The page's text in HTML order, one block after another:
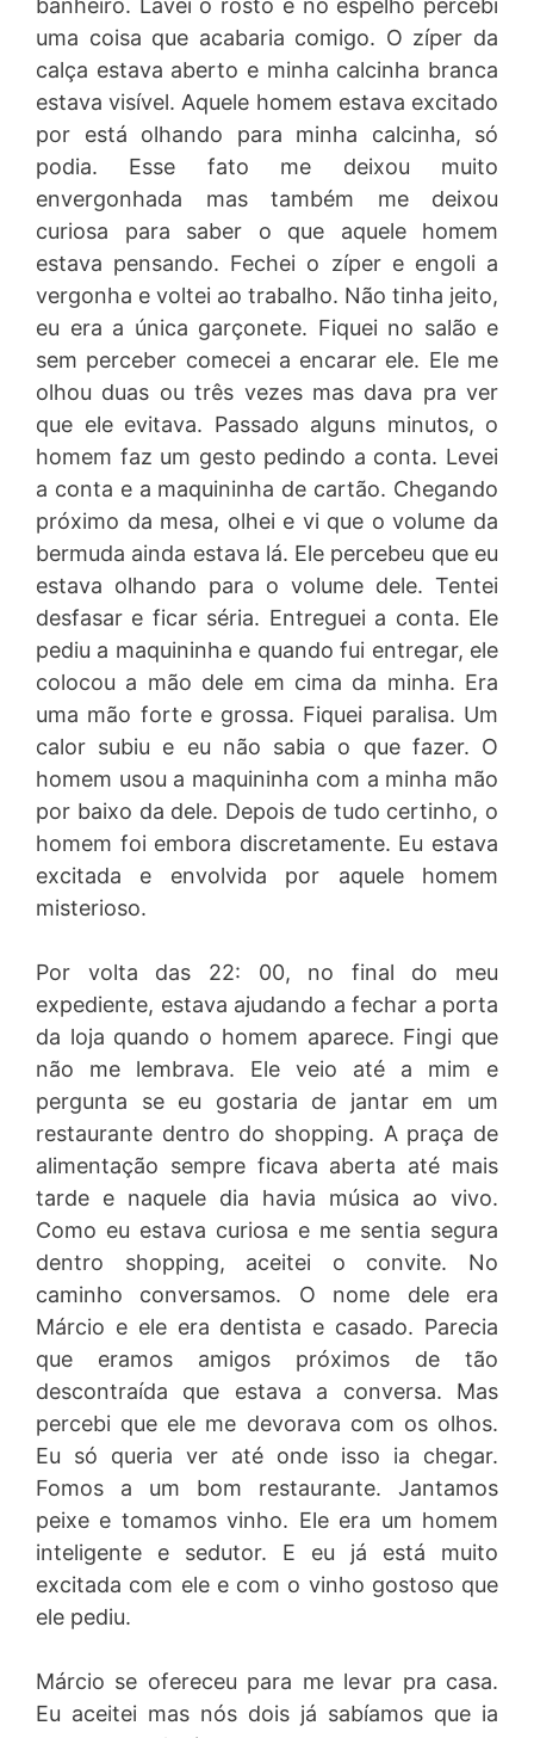
banheiro. Lavei o rosto e no espelho percebi
uma coisa que acabaria comigo. O zíper da
calça estava aberto e minha calcinha branca
estava visível. Aquele homem estava excitado
por está olhando para minha calcinha, só
podia. Esse fato me deixou muito
envergonhada mas também me deixou
curiosa para saber o que aquele homem
estava pensando. Fechei o zíper e engoli a
vergonha e voltei ao trabalho. Não tinha jeito,
eu era a única garçonete. Fiquei no salão e
sem perceber comecei a encarar ele. Ele me
olhou duas ou três vezes mas dava pra ver
que ele evitava. Passado alguns minutos, o
homem faz um gesto pedindo a conta. Levei
a conta e a maquininha de cartão. Chegando
próximo da mesa, olhei e vi que o volume da
bermuda ainda estava lá. Ele percebeu que eu
estava olhando para o volume dele. Tentei
desfasar e ficar séria. Entreguei a conta. Ele
pediu a maquininha e quando fui entregar, ele
colocou a mão dele em cima da minha. Era
uma mão forte e grossa. Fiquei paralisa. Um
calor subiu e eu não sabia o que fazer. O
homem usou a maquininha com a minha mão
por baixo da dele. Depois de tudo certinho, o
homem foi embora discretamente. Eu estava
excitada e envolvida por aquele homem
misterioso.
Por volta das 22: 00, no final do meu
expediente, estava ajudando a fechar a porta
da loja quando o homem aparece. Fingi que
não me lembrava. Ele veio até a mim e
pergunta se eu gostaria de jantar em um
restaurante dentro do shopping. A praça de
alimentação sempre ficava aberta até mais
tarde e naquele dia havia música ao vivo.
Como eu estava curiosa e me sentia segura
dentro shopping, aceitei o convite. No
caminho conversamos. O nome dele era
Márcio e ele era dentista e casado. Parecia
que eramos amigos próximos de tão
descontraída que estava a conversa. Mas
percebi que ele me devorava com os olhos.
Eu só queria ver até onde isso ia chegar.
Fomos a um bom restaurante. Jantamos
peixe e tomamos vinho. Ele era um homem
inteligente e sedutor. E eu já está muito
excitada com ele e com o vinho gostoso que
ele pediu.
Márcio se ofereceu para me levar pra casa.
Eu aceitei mas nós dois já sabíamos que ia